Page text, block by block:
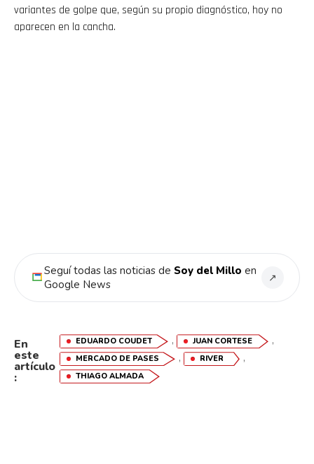
variantes de golpe que, según su propio diagnóstico, hoy no
aparecen en la cancha.
Seguí todas las noticias de Soy del Millo en
Google News
↗
En
este
artículo
:
EDUARDO COUDET , JUAN CORTESE ,
MERCADO DE PASES , RIVER ,
THIAGO ALMADA